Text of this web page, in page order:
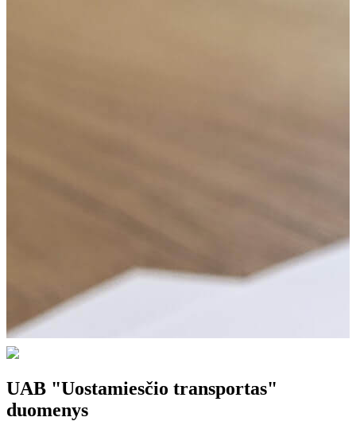
UAB "Uostamiesčio transportas"
duomenys